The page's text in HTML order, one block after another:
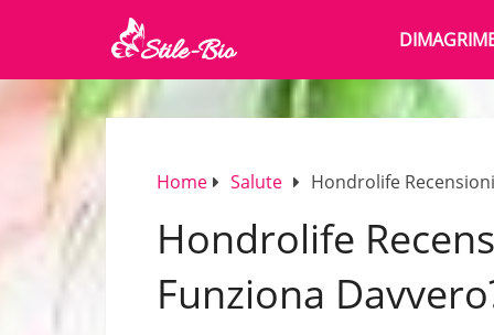
Home Salute Hondrolife
Hondrolife
Funziona